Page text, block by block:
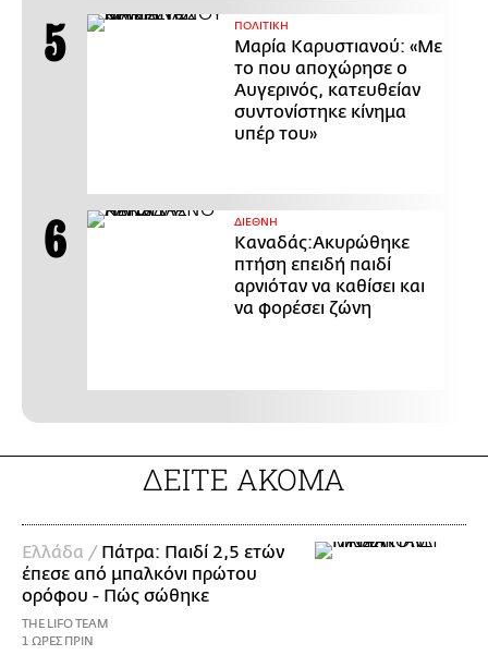
ΠΟΛΙΤΙΚΗ
Μαρία Καρυστιανού: «Με
το που αποχώρησε ο
Αυγερινός, κατευθείαν
συντονίστηκε κίνημα
υπέρ του»
ΔΙΕΘΝΗ
Καναδάς:Ακυρώθηκε
πτήση επειδή παιδί
αρνιόταν να καθίσει και
να φορέσει ζώνη
ΔΕΙΤΕ ΑΚΟΜΑ
Ελλάδα / Πάτρα: Παιδί 2,5 ετών
έπεσε από μπαλκόνι πρώτου
ορόφου - Πώς σώθηκε
THE LIFO TEAM
1 ΩΡΕΣ ΠΡΙΝ